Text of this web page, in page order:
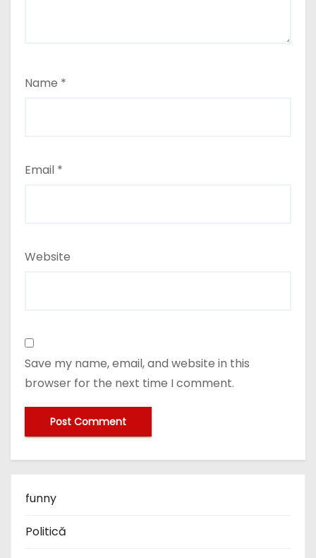
Name *
Email *
Website
Save my name, email, and website in this
browser for the next time I comment.
funny
Politică